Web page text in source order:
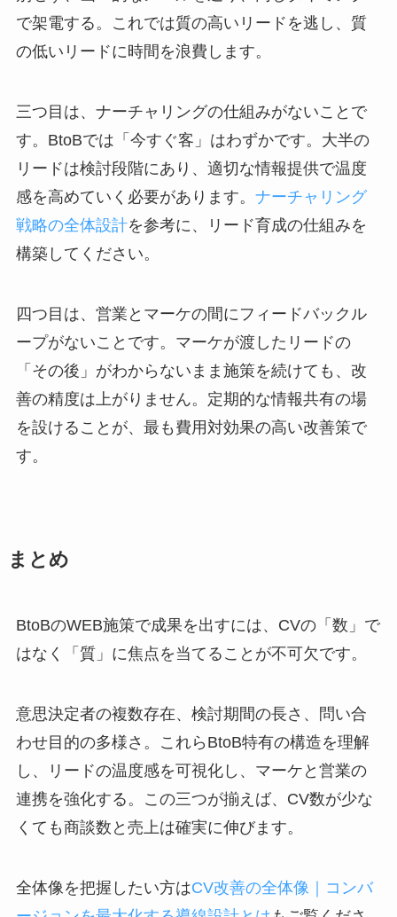
で架電する。これでは質の高いリードを逃し、質
の低いリードに時間を浪費します。
三つ目は、ナーチャリングの仕組みがないことで
す。BtoBでは「今すぐ客」はわずかです。大半の
リードは検討段階にあり、適切な情報提供で温度
感を高めていく必要があります。 ナーチャリング
戦略の全体設計を参考に、リード育成の仕組みを
構築してください。
四つ目は、営業とマーケの間にフィードバックル
ープがないことです。マーケが渡したリードの
「その後」がわからないまま施策を続けても、改
善の精度は上がりません。定期的な情報共有の場
を設けることが、最も費用対効果の高い改善策で
す。
まとめ
BtoBのWEB施策で成果を出すには、CVの「数」で
はなく「質」に焦点を当てることが不可欠です。
意思決定者の複数存在、検討期間の長さ、問い合
わせ目的の多様さ。これらBtoB特有の構造を理解
し、リードの温度感を可視化し、マーケと営業の
連携を強化する。この三つが揃えば、CV数が少な
くても商談数と売上は確実に伸びます。
全体像を把握したい方はCV改善の全体像｜コンバ